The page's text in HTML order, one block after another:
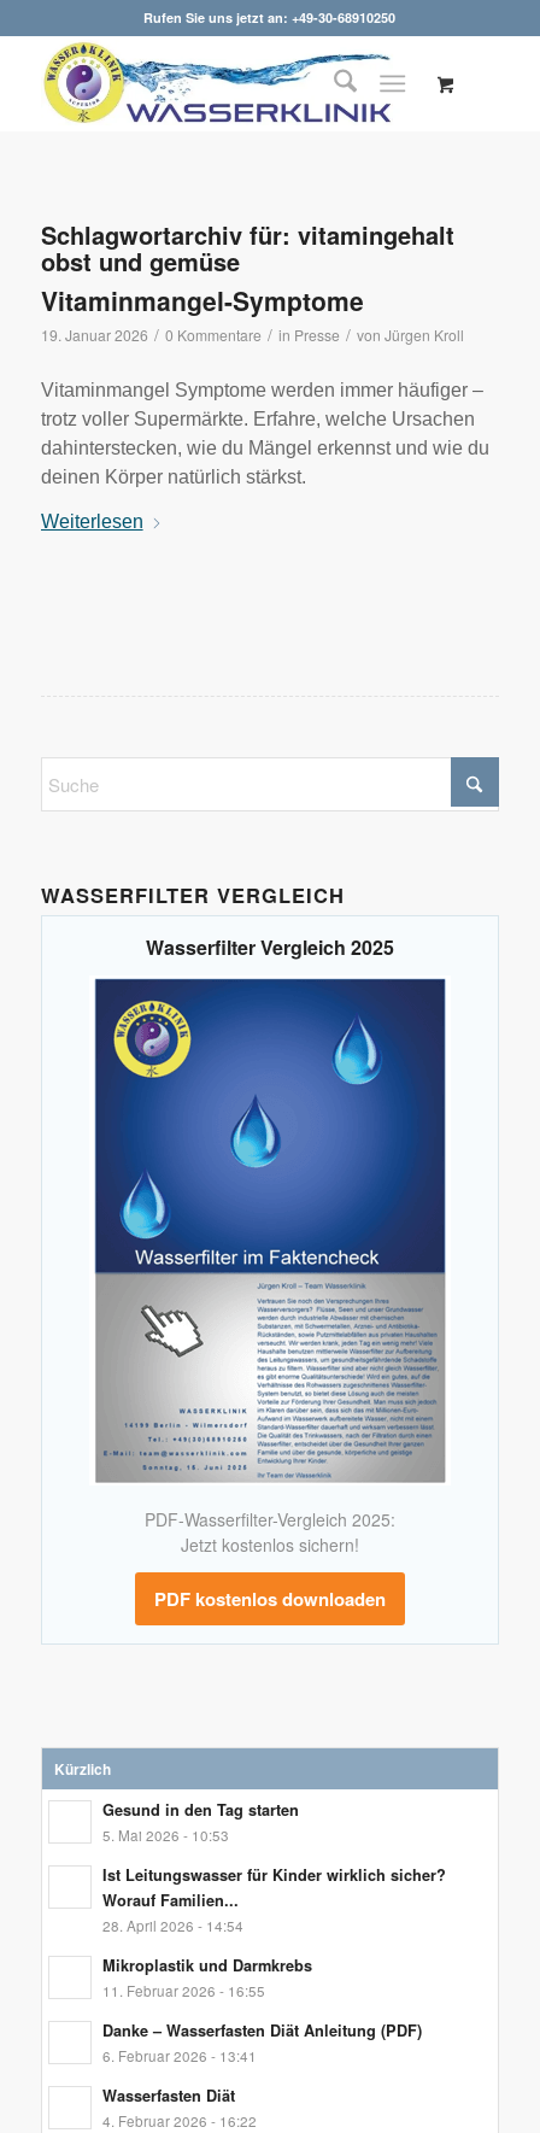
Rufen Sie uns jetzt an: +49-30-68910250
Schlagwortarchiv für: vitamingehalt
obst und gemüse
Vitaminmangel-Symptome
19. Januar 2026 / 0 Kommentare / in Presse / von Jürgen Kroll
Vitaminmangel Symptome werden immer häufiger –
trotz voller Supermärkte. Erfahre, welche Ursachen
dahinterstecken, wie du Mängel erkennst und wie du
deinen Körper natürlich stärkst.
Weiterlesen
WASSERFILTER VERGLEICH
Wasserfilter Vergleich 2025
PDF-Wasserfilter-Vergleich 2025:
Jetzt kostenlos sichern!
PDF kostenlos downloaden
Kürzlich
Gesund in den Tag starten
5. Mai 2026 - 10:53
Ist Leitungswasser für Kinder wirklich sicher?
Worauf Familien...
28. April 2026 - 14:54
Mikroplastik und Darmkrebs
11. Februar 2026 - 16:55
Danke – Wasserfasten Diät Anleitung (PDF)
6. Februar 2026 - 13:41
Wasserfasten Diät
4. Februar 2026 - 16:22